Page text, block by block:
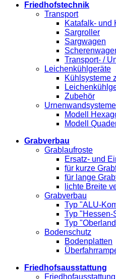
Friedhofstechnik
Transport
Katafalk- und
Sargroller
Sargwagen
Transport- /
Leichenkühlgeräte
Kühlsysteme
Zubehör
Urnenwandsysteme
Modell
Modell
Grabverbau
Grablaufroste
Ersatz- und
für kurze
für lange
lichte Breite
Grabverbau
Typ "ALU-
Typ "Hessen-
Typ
Bodenschutz
Bodenplatten
Friedhofsausstattung
Friedhofausstattung